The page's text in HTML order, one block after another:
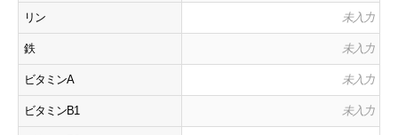
リン 未入力
鉄 未入力
ビタミンA 未入力
ビタミンB1 未入力